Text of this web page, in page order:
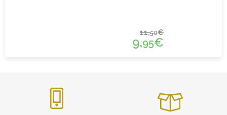
11,50€
9,95€